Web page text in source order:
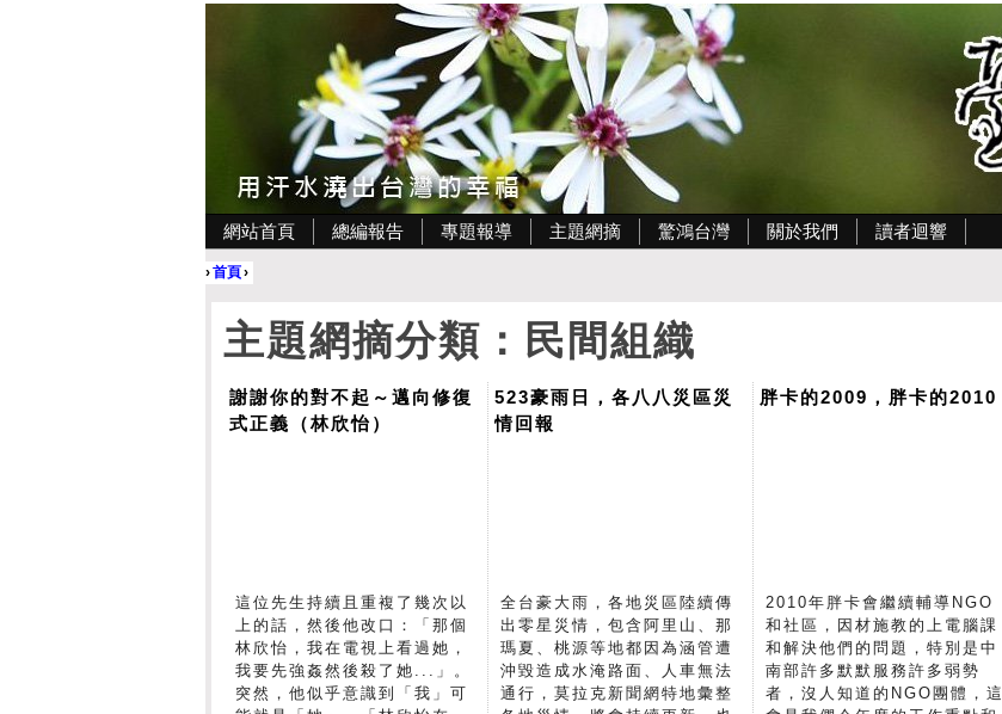
網站首頁 總編報告 專題報導 主題網摘 驚鴻台灣 關於我們 讀者迴響
›首頁›
主題網摘分類：民間組織
謝謝你的對不起～邁向修復
式正義（林欣怡）
這位先生持續且重複了幾次以
上的話，然後他改口：「那個
林欣怡，我在電視上看過她，
我要先強姦然後殺了她...」。
突然，他似乎意識到「我」可
523豪雨日，各八八災區災
情回報
全台豪大雨，各地災區陸續傳
出零星災情，包含阿里山、那
瑪夏、桃源等地都因為涵管遭
沖毀造成水淹路面、人車無法
通行，莫拉克新聞網特地彙整
胖卡的2009，胖卡的2010
2010年胖卡會繼續輔導NGO
和社區，因材施教的上電腦課
和解決他們的問題，特別是中
南部許多默默服務許多弱勢
者，沒人知道的NGO團體，這